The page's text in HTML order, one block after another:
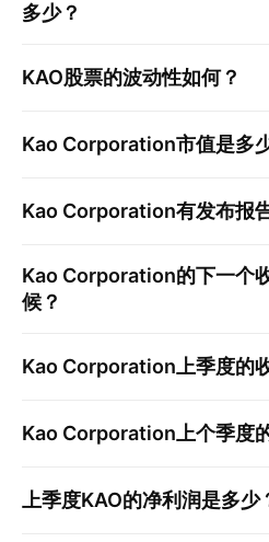
多少？
KAO股票的波动性如何？
Kao Corporation市值是多
Kao Corporation有发布报
Kao Corporation的下一个
候？
Kao Corporation 上季度的
Kao Corporation 上个季度
上季度KAO的净利润是多少